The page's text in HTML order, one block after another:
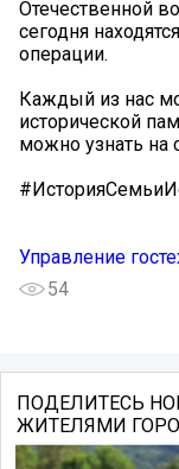
Отечественной
сегодня
операции.
Каждый из нас
исторической
можно узнать на
Управление
54
ПОДЕЛИТЕСЬ
ЖИТЕЛЯМИ